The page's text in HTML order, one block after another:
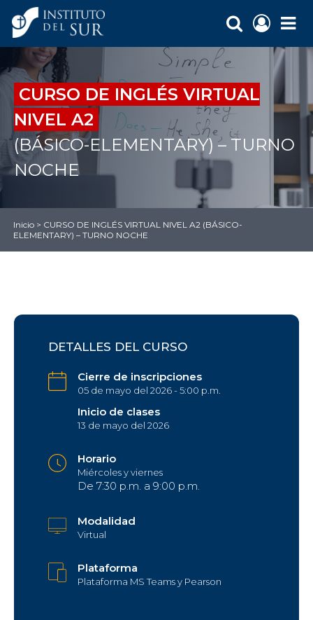
CURSO DE INGLÉS VIRTUAL
NIVEL A2
(BÁSICO-ELEMENTARY) – TURNO
NOCHE
Inicio > CURSO DE INGLÉS VIRTUAL NIVEL A2 (BÁSICO-
ELEMENTARY) – TURNO NOCHE
DETALLES DEL CURSO
Cierre de inscripciones
05 de mayo del 2026 - 5:00 p.m.
Inicio de clases
13 de mayo del 2026
Horario
Miércoles y viernes
De 7:30 p.m. a 9:00 p.m.
Modalidad
Virtual
Plataforma
Plataforma MS Teams y Pearson